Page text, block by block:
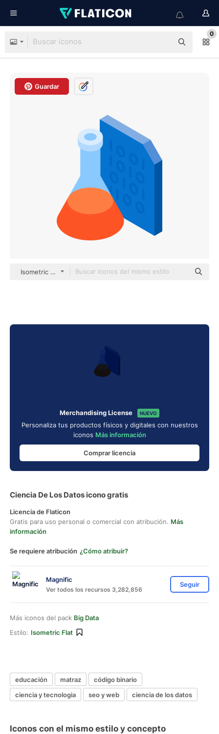
0
Guardar
Isometric Flat
Merchandising License NUEVO
Personaliza tus productos físicos y digitales con nuestros
iconos Más información
Comprar licencia
Ciencia De Los Datos icono gratis
Licencia de Flaticon
Gratis para uso personal o comercial con atribución. Más
información
Se requiere atribución ¿Cómo atribuir?
Magnific
Ver todos los recursos 3,282,856
Seguir
Más iconos del pack Big Data
Estilo: Isometric Flat
educación matraz
código binario
ciencia y tecnologia
seo y web ciencia de los datos
Iconos con el mismo estilo y concepto